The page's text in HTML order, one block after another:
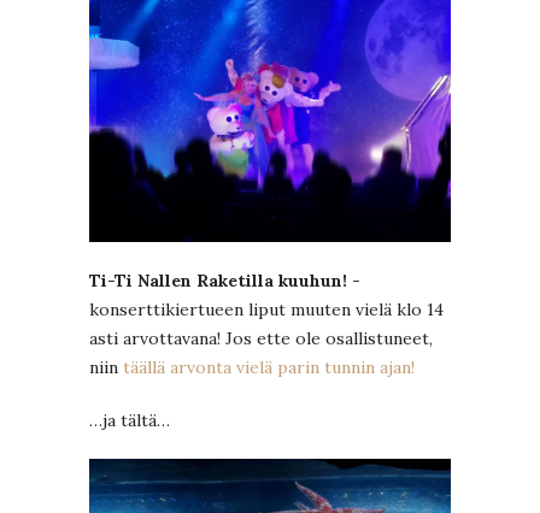
Ti-Ti Nallen Raketilla kuuhun! -
konserttikiertueen liput muuten vielä klo 14
asti arvottavana! Jos ette ole osallistuneet,
niin täällä arvonta vielä parin tunnin ajan!
…ja tältä…